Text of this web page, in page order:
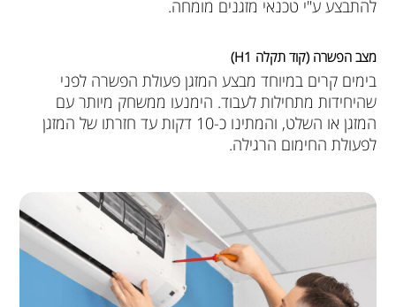
להתבצע ע"י טכנאי מזגנים מומחה.
מצב הפשרה (קוד תקלה H1)
בימים קרים במיוחד מבצע המזגן פעולת הפשרה לפני
שהיחידות מתחילות לעבוד. הימנעו ממשחק מיותר עם
המזגן או השלט, והמתינו כ-10 דקות עד חזרתו של המזגן
לפעולת החימום הרגילה.